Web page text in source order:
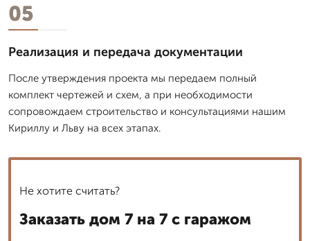
05
Реализация и передача документации
После утверждения проекта мы передаем полный
комплект чертежей и схем, а при необходимости
сопровождаем строительство и консультациями нашим
Кириллу и Льву на всех этапах.
Не хотите считать?
Заказать дом 7 на 7 с гаражом